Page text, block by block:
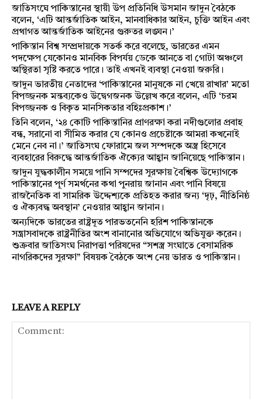
জাতিসংঘে পাকিস্তানের স্থায়ী উপ প্রতিনিধি উসমান জাদুন বৈঠকে
বলেন, ‘এটি আন্তর্জাতিক আইন, মানবাধিকার আইন, চুক্তি আইন এবং
প্রথাগত আন্তর্জাতিক আইনের গুরুতর লঙ্ঘন।’
পাকিস্তান বিশ্ব সম্প্রদায়কে সতর্ক করে বলেছে, ভারতের এমন
পদক্ষেপ যেকোনও মানবিক বিপর্যয় ডেকে আনতে বা গোটা অঞ্চলে
অস্থিরতা সৃষ্টি করতে পারে। তাই এখনই ব্যবস্থা নেওয়া জরুরি।
জাদুন ভারতীয় নেতাদের ‘পাকিস্তানের মানুষকে না খেয়ে রাখার’ মতো
বিপজ্জনক মন্তব্যকেও উদ্বেগজনক উল্লেখ করে বলেন, এটি ‘চরম
বিপজ্জনক ও বিকৃত মানসিকতার বহিঃপ্রকাশ।’
তিনি বলেন, ‘২৪ কোটি পাকিস্তানির প্রাণরক্ষা করা নদীগুলোর প্রবাহ
বন্ধ, সরানো বা সীমিত করার যে কোনও প্রচেষ্টাকে আমরা কখনোই
মেনে নেব না।’ জাতিসংঘ ফোরামে জল সম্পদকে অস্ত্র হিসেবে
ব্যবহারের বিরুদ্ধে আন্তর্জাতিক ঐক্যের আহ্বান জানিয়েছে পাকিস্তান।
জাদুন যুদ্ধকালীন সময়ে পানি সম্পদের সুরক্ষায় বৈশ্বিক উদ্যোগকে
পাকিস্তানের পূর্ণ সমর্থনের কথা পুনরায় জানান এবং পানি বিষয়ে
রাজনৈতিক বা সামরিক উদ্দেশ্যকে প্রতিহত করার জন্য ‘দৃঢ়, নীতিনিষ্ঠ
ও ঐক্যবদ্ধ অবস্থান’ নেওয়ার আহ্বান জানান।
অন্যদিকে ভারতের রাষ্ট্রদূত পারভতনেনি হরিশ পাকিস্তানকে
সন্ত্রাসবাদকে রাষ্ট্রনীতির অংশ বানানোর অভিযোগে অভিযুক্ত করেন।
শুক্রবার জাতিসংঘ নিরাপত্তা পরিষদের “সশস্ত্র সংঘাতে বেসামরিক
নাগরিকদের সুরক্ষা” বিষয়ক বৈঠকে অংশ নেয় ভারত ও পাকিস্তান।
LEAVE A REPLY